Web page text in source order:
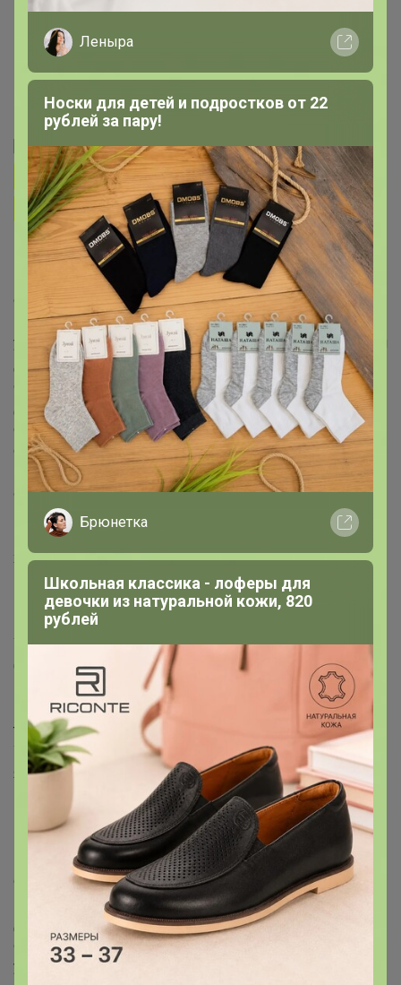
[mod=СЛАДКАЯ]Особенности
транспортировки хрупких и
габаритных товаров
1. Стекло и другие хрупкие товары (в т.ч. пластик)
Перед упаковкой все хрупкие товары проверяю на
целостность во время разбора( особенно касается
стекла) КРОМЕ запаянных коробок, их не вскрываю!
Бой и брак сразу возвращаю поставщику, в заказы
участников не вкладываю! Стекло в иногородние ЦР и
дополнительные ЦР города передаю под вашу
ответственность за сохранность. Не отвечаю за
действия курьеров и транспортных компаний после
сдачи заказа в Сортировочный ЦР, т.к. это не в моих
силах
Если желаете подстраховаться, записывайтесь в
основные ЦР (Красноярье, Мамино солнышко,
Центральный, Телевизорный)
В холодное время года пластик тоже может быть
хрупким, учитывайте это заказывая большие
контейнеры.
2.Габарит
Участники города: Крупногабарит и тяжелые заказы
(больше 10 кг) забираем у меня со склада (р-н Дк 1
в течение трех рабочих дней
(с 10 до 16.00)
Это можно сделать сразу после получения мною
товара (ставлю вам статус "получено организатором").
Увидели статус, пишите мне в ЛС, я вам даю пароли/
явки (адрес и как/когда забрать)
Можно записаться в Центральный ЦР, заказы туда
возит курьер. Либо Красноярье, Мамино солнышко
или Телевизорный по согласованию со мной.
Если вы не забираете заказ и не отписываетесь, когда
сможете забрать, я отправляю его в Центральный ЦР
по умолчанию. Дополнительно не извещаю
Для передачи заказов вдополнительные ЦР города
общий вес ОДНОГО ЗАКАЗА не более 10кг, размер
упаковки 790*390*430; 1020*350*300
Леныра
Носки для детей и подростков от 22
рублей за пару!
Брюнетка
Школьная классика - лоферы для
девочки из натуральной кожи, 820
рублей